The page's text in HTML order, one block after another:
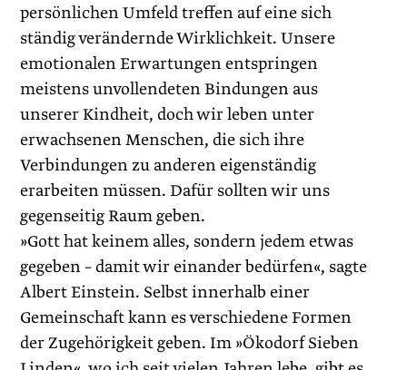
persönlichen Umfeld treffen auf eine sich
ständig verändernde Wirklichkeit. Unsere
emotionalen ­Erwartungen entspringen
meistens unvollendeten Bindungen aus
unserer Kindheit, doch wir leben unter
erwachsenen Menschen, die sich ihre
Verbindungen zu anderen eigenständig
erarbeiten müssen. Dafür sollten wir uns
gegenseitig Raum geben.
»Gott hat keinem alles, sondern jedem etwas
gegeben – damit wir einander bedürfen«, sagte
Albert Einstein. Selbst innerhalb einer
Gemeinschaft kann es verschiedene Formen
der Zugehörigkeit geben. Im »Ökodorf Sieben